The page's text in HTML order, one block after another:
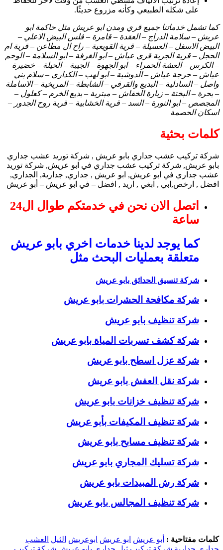
على شكله الطبيعي وكأنه مزروع حديثًا.
كما تشمل خدماتنا جميع قري ومدن ابو عريش مثل حاكمة ابو
عريش – سلامة الدراج – العقدة – قامرة – فلس البيض الاعلي –
البيض الاسفل – العسيلة – قرية القويعية – راح ال مطاعن – قرية ام
الحجل – قرية الجربة قري عباش – ابو الغرفة – ابو السلامة – الوحم
– الكرس – العشة الحمراء – ابو الجهوة – الجيبة – الحيلة – خضيرة
عياش – حرجة عياش – الدوشية – ابو لهب – الكداري – سلام بني
واصل – السادلية – البديع والقرفي – الشابطة – المريخية – الاساملة
– بحرة – البختة – زبارة الخفاش – مبترية – بديع الخرم – كعلول –
المجصص – ابو النورة – السد – قرية الخشابية – قرية روح الجدور –
اسكان الحصمة
كلمات بحثية
شركة تركيب عشب جداري بابو عريش , شركة توريد عشب جداري
بابو عريش, شركة تركيب عشب جداري في ابو عريش, شركة توريد
عشب جداري في ابو عريش, ابو عريش , جداري, جدارية, الجداري,
افضل , ارخص,ابي , ابغي , اريد , افضل – في ابو عريش – أبو عريش
اتصل الان نحن في خدمتكم طوال ال24
ساعة
كما يوجد لدينا خدمات اخري بابو عريش
متعلقة بعمليات البحث مثل
شركة تنسيق الحدائق بابو عريش
شركة مكافحة الحشرات بابو عريش
شركة تنظيف بابو عريش
شركة كشف تسربات المياة بابو عريش
شركة عزل اسطح بابو عريش
شركة نقل العفش بابو عريش
شركة تنظيف خزانات بابو عريش
شركة تنظيف المكيفات بأبو عريش
شركة تنظيف مسابح بابو عريش
شركة تسليك المجاري بابو عريش
شركة رش المبيدات بابو عريش
شركة تنظيف المجالس بابو عريش
كلمات مفتاحية : أبو عريش ابو عريش ابوعريش الثيل العشب